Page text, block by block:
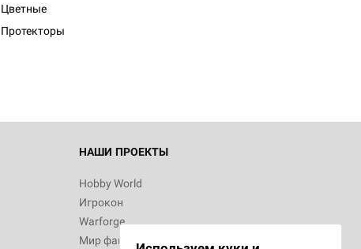
Цветные
Протекторы
НАШИ ПРОЕКТЫ
Hobby World
Игрокон
Warforge
Мир фантастики